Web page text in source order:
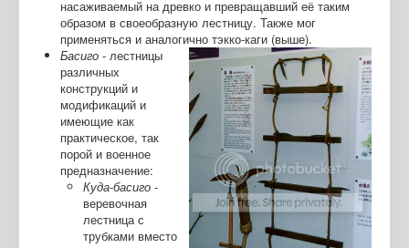
насаживаемый на древко и превращавший её таким
образом в своеобразную лестницу. Также мог
применяться и аналогично тэкко-каги (выше).
Басиго - лестницы
различных
конструкций и
модификаций и
имеющие как
практическое, так
порой и военное
предназначение:
Куда-басиго -
веревочная
лестница с
трубками вместо